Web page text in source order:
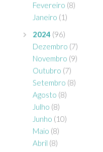
Fevereiro (8)
Janeiro (1)
2024 (96)
Dezembro (7)
Novembro (9)
Outubro (7)
Setembro (8)
Agosto (8)
Julho (8)
Junho (10)
Maio (8)
Abril (8)